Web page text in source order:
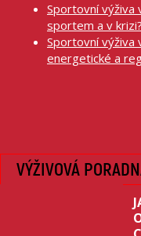
Sportovní výživa
sportem a v krizi?
Sportovní výživa
energetické a
VÝŽIVOVÁ